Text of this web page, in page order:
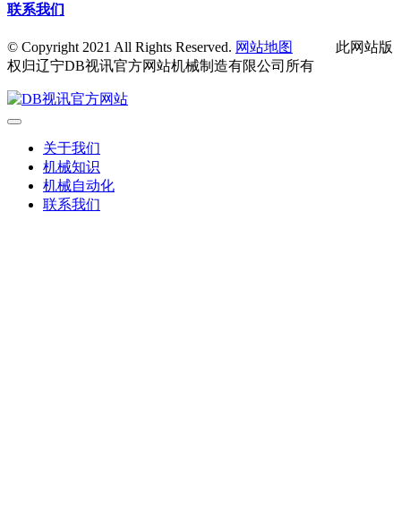
联系我们
© Copyright 2021 All Rights Reserved. 网站地图
此网站版
权归辽宁DB视讯官方网站机械制造有限公司所有
关于我们
机械知识
机械自动化
联系我们